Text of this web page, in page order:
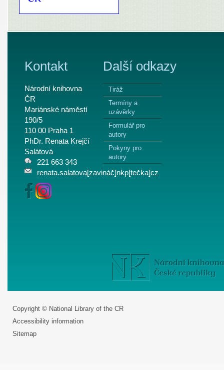
Kontakt
Národní knihovna
ČR
Mariánské náměstí
190/5
110 00 Praha 1
PhDr. Renata Krejčí
Salátová
221 663 343
renata.salatova[zavináč]nkp[tečka]cz
Další odkazy
Tiráž
Termíny a
uzávěrky
Formulář pro
autory
Pokyny pro
autory
Copyright © National Library of the CR
Accessibility information
Sitemap